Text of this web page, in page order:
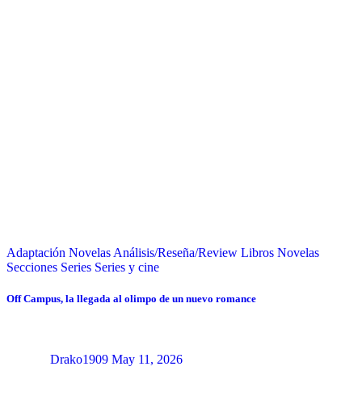
Adaptación Novelas Análisis/Reseña/Review Libros Novelas
Secciones Series Series y cine
Off Campus, la llegada al olimpo de un nuevo romance
Drako1909 May 11, 2026